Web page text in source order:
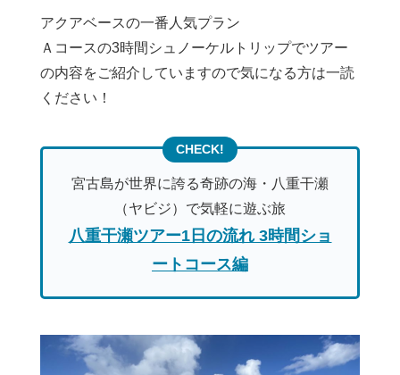
アクアベースの一番人気プラン
Ａコースの3時間シュノーケルトリップでツアー
の内容をご紹介していますので気になる方は一読
ください！
宮古島が世界に誇る奇跡の海・八重干瀬
（ヤビジ）で気軽に遊ぶ旅
八重干瀬ツアー1日の流れ 3時間ショ
ートコース編